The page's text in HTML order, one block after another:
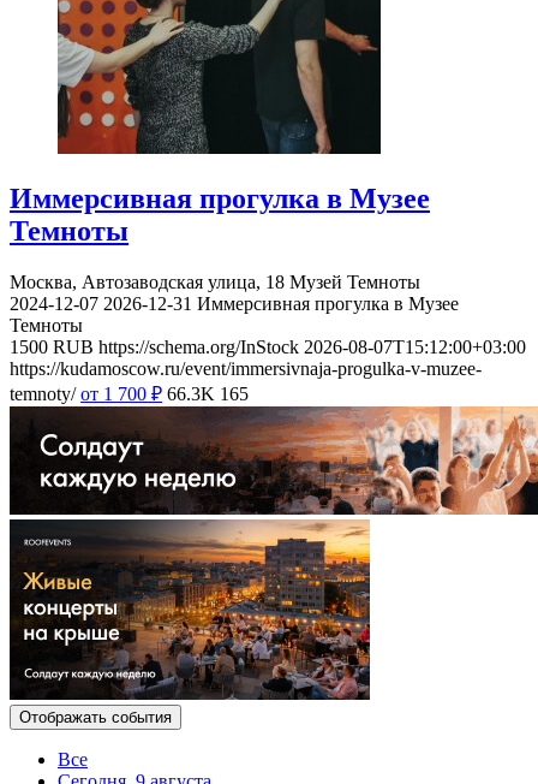
Иммерсивная прогулка в Музее
Темноты
Москва, Автозаводская улица, 18 Музей Темноты
2024-12-07 2026-12-31 Иммерсивная прогулка в Музее
Темноты
1500 RUB https://schema.org/InStock 2026-08-07T15:12:00+03:00
https://kudamoscow.ru/event/immersivnaja-progulka-v-muzee-
temnoty/ от 1 700 ₽ 66.3K 165
Отображать события
Все